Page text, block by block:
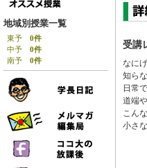
地域別授業一覧
東予 0件
中予 0件
南予 0件
受講
なに
知ら
日常
道端
こん
小さ